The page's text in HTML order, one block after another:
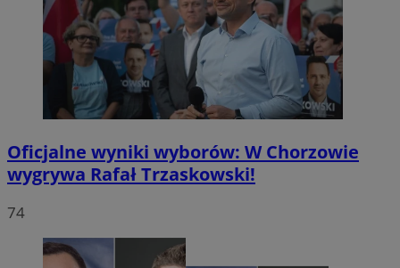
Oficjalne wyniki wyborów: W Chorzowie
wygrywa Rafał Trzaskowski!
74